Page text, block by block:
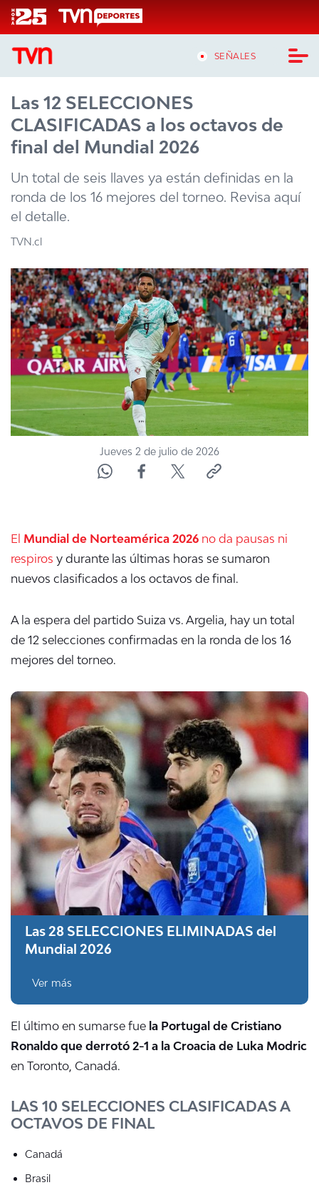
Click acá para ir directamente al contenido
SEÑALES
CASTING MASTERCHEF CHILE
CASTING TVN VERTICAL
TVN VERTICAL
TVN PLAY
PROGRAMAS
TELESERIES
NTV
ACTUALIDAD Y TENDENCIAS
CORPORATIVO Y TRANSPARENCIA
CANAL DE DENUNCIAS
ÁREA DE PROYECTOS
Las 12 SELECCIONES
CLASIFICADAS a los octavos de
final del Mundial 2026
Un total de seis llaves ya están definidas en la
ronda de los 16 mejores del torneo. Revisa aquí
el detalle.
TVN.cl
Jueves 2 de julio de 2026
El Mundial de Norteamérica 2026 no da pausas ni
respiros y durante las últimas horas se sumaron
nuevos clasificados a los octavos de final.
A la espera del partido Suiza vs. Argelia, hay un total
de 12 selecciones confirmadas en la ronda de los 16
mejores del torneo.
Las 28 SELECCIONES ELIMINADAS del
Mundial 2026
Ver más
El último en sumarse fue la Portugal de Cristiano
Ronaldo que derrotó 2-1 a la Croacia de Luka Modric
en Toronto, Canadá.
LAS 10 SELECCIONES CLASIFICADAS A
OCTAVOS DE FINAL
Canadá
Brasil